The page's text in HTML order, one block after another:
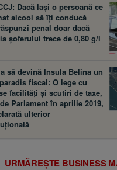
Dacă laşi o persoană ce
alcool să îţi conducă
penal doar dacă
şoferului trece de 0,80 g/l
să devină Insula Belina un
fiscal: O lege cu
facilităţi şi scutiri de taxe,
Parlament în aprilie 2019,
ulterior
URMĂREȘTE BUSINESS